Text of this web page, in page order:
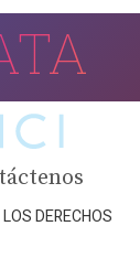
DERECHOS